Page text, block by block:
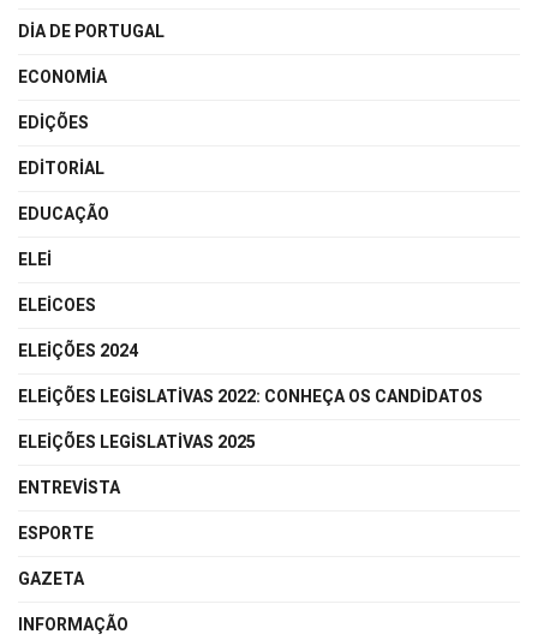
DIA DE PORTUGAL
ECONOMIA
EDIÇÕES
EDITORIAL
EDUCAÇÃO
ELEI
ELEICOES
ELEIÇÕES 2024
ELEIÇÕES LEGISLATIVAS 2022: CONHEÇA OS CANDIDATOS
ELEIÇÕES LEGISLATIVAS 2025
ENTREVISTA
ESPORTE
GAZETA
INFORMAÇÃO